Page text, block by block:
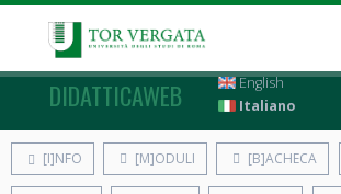
DIDATTICAWEB
English
Italiano
[I]NFO [M]ODULI [B]ACHECA